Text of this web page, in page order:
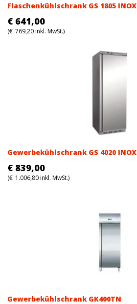
Flaschenkühlschrank GS 1805 INOX
€ 641,00
(€ 769,20inkl. MwSt.)
Gewerbekühlschrank GS 4020 INOX
€ 839,00
(€ 1.006,80inkl. MwSt.)
Gewerbekühlschrank GK400TN